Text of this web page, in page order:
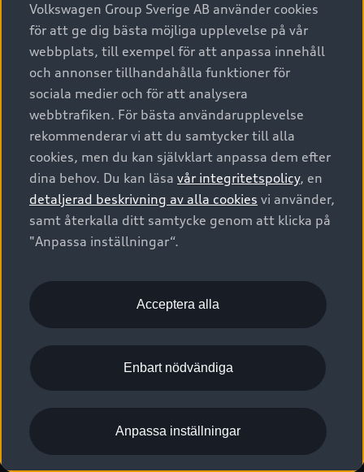
A6 modellerna
SUV
Avant
Audi Sport
Privatleasing
Nya bilar i lager
Begagnade bilar i lager
Audi approved :plus - så gott som nya
Finansiering
Audi exclusive
Provkörning
Service & tillbehör
Audi digital services
Originaltillbehör - köp online
Garantier
Försäkring
Digitala manualer för din Audi
Audi Collection – livsstilsartiklar
Vanliga frågor
2G/3G nätet stängs ned - Hur påverkas min bil av detta?
Tjänstebil
Tjänstebil
Business lease online
Företagsleasing
Om Audi Sverige
Kontakta oss
Audi Återförsäljare/-serviceverkstad
myAudi
Pressmeddelanden
Nyhetsbrev
Vårt hållbarhetsarbete
Lediga tjänster huvudkontor
Lediga tjänster hos Audi Återförsäljare
Kommentar till mediauppgifter om dataläcka
© 2026 AUDI SVERIGE. All Rights Reserved.
Utgivare Juridiskt
Juridiskt Audi AG
Juridiskt Audi Digital Giveaway
Anpassa inställningar för cookies
Visselblåsarkanaler
Volkswagen Group Sverige AB använder cookies
för att ge dig bästa möjliga upplevelse på vår
webbplats, till exempel för att anpassa innehåll
och annonser tillhandahålla funktioner för
sociala medier och för att analysera
webbtrafiken. För bästa användarupplevelse
rekommenderar vi att du samtycker till alla
cookies, men du kan självklart anpassa dem efter
dina behov. Du kan läsa vår integritetspolicy, en
detaljerad beskrivning av alla cookies vi använder,
samt återkalla ditt samtycke genom att klicka på
"Anpassa inställningar“.
Acceptera alla
Enbart nödvändiga
Anpassa inställningar